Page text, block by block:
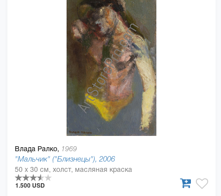
Влада Ралко, 1969
"Мальчик" ("Близнецы"), 2006
50 x 30 см, холст, масляная краска
1.500 USD